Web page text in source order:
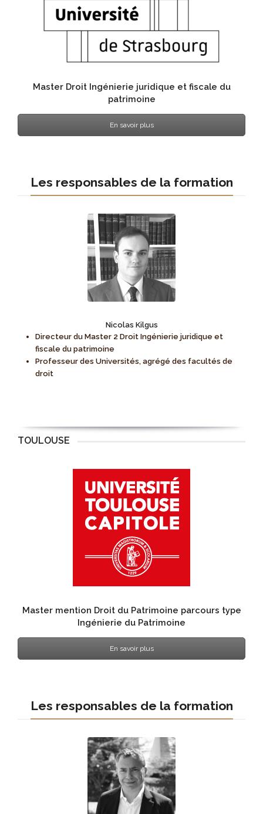
Master Droit Ingénierie juridique et fiscale du
patrimoine
En savoir plus
Les responsables de la formation
Nicolas Kilgus
Directeur du Master 2 Droit Ingénierie juridique et
fiscale du patrimoine
Professeur des Universités, agrégé des facultés de
droit
TOULOUSE
Master mention Droit du Patrimoine parcours type
Ingénierie du Patrimoine
En savoir plus
Les responsables de la formation